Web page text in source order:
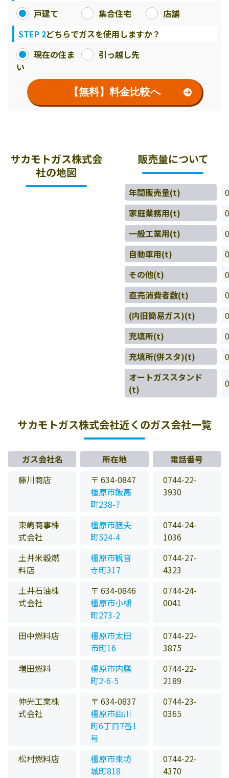
戸建て
集合住宅
店舗
STEP 2どちらでガスを使用しますか？
現在の住ま
い
引っ越し先
【無料】料金比較へ
サカモトガス株式会
社の地図
販売量について
年間販売量(t)
0
家庭業務用(t)
0
一般工業用(t)
0
自動車用(t)
0
その他(t)
0
直売消費者数(t)
0
(内旧簡易ガス)(t)
0
充填所(t)
0
充填所(併スタ)(t)
0
オートガススタンド
(t)
0
サカモトガス株式会社近くのガス会社一覧
ガス会社名 所在地
電話番号
藤川商店
〒 634-0847
橿原市飯高
町238-7
0744-22-
3930
東嶋商事株
式会社
橿原市膳夫
町524-4
0744-24-
1036
土井米穀燃
料店
橿原市観音
寺町317
0744-27-
4323
土井石油株
式会社
〒 634-0846
橿原市小槻
町273-2
0744-24-
0041
田中燃料店
橿原市太田
市町16
0744-22-
3875
増田燃料
橿原市内膳
町2-6-5
0744-22-
2189
伸光工業株
式会社
〒 634-0837
橿原市曲川
町6丁目7番1
号
0744-23-
0365
松村燃料店
橿原市東坊
城町818
0744-22-
4370